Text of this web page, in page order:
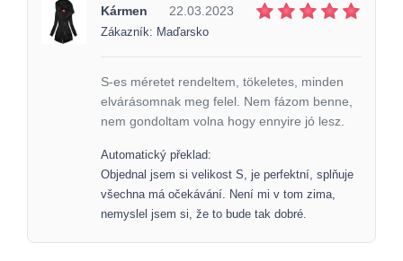
Kármen 22.03.2023
Zákazník: Maďarsko
S-es méretet rendeltem, tökeletes, minden
elvárásomnak meg felel. Nem fázom benne,
nem gondoltam volna hogy ennyire jó lesz.
Automatický překlad:
Objednal jsem si velikost S, je perfektní, splňuje
všechna má očekávání. Není mi v tom zima,
nemyslel jsem si, že to bude tak dobré.